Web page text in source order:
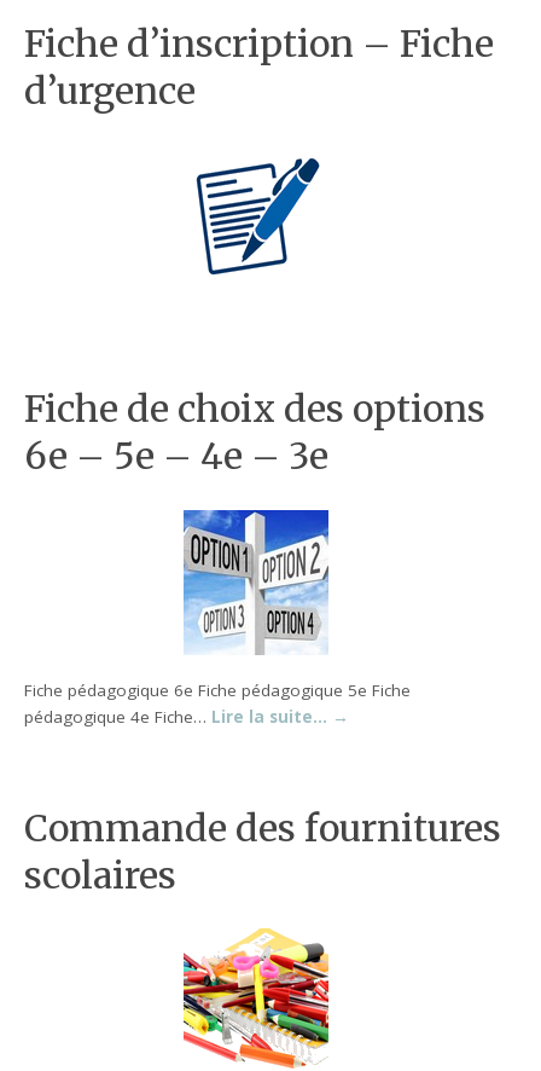
Fiche d’inscription – Fiche
d’urgence
Fiche de choix des options
6e – 5e – 4e – 3e
Fiche pédagogique 6e Fiche pédagogique 5e Fiche
pédagogique 4e Fiche… Lire la suite… →
Commande des fournitures
scolaires